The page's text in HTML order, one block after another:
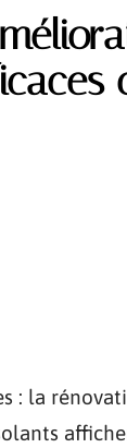
: la